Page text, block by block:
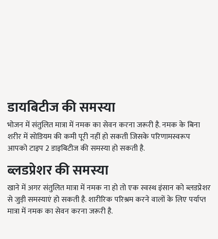
डायबिटीज की समस्या
भोजन में संतुलित मात्रा में नमक का सेवन करना जरूरी है. नमक के बिना
शरीर में सोडियम की कमी पूरी नहीं हो सकती जिसके परिणामस्वरूप
आपको टाइप 2 डाइबिटीज की समस्या हो सकती है.
ब्लडप्रेशर की समस्या
खाने में अगर संतुलित मात्रा में नमक ना हो तो एक स्वस्थ इंसान को ब्लडप्रेशर
से जुड़ी समस्याएं हो सकती है. शारीरिक परिश्रम करने वालों के लिए पर्याप्त
मात्रा में नमक का सेवन करना जरूरी है.